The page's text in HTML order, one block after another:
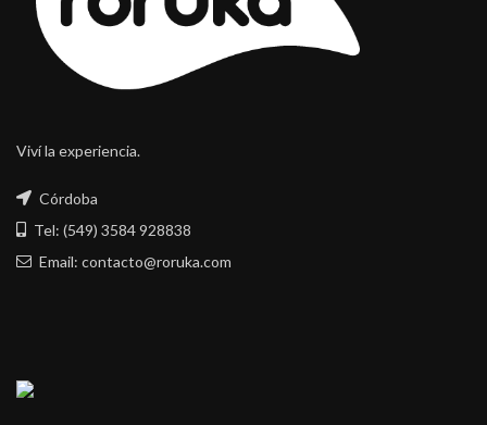
Viví la experiencia.
Córdoba
Tel: (549) 3584 928838
Email: contacto@roruka.com